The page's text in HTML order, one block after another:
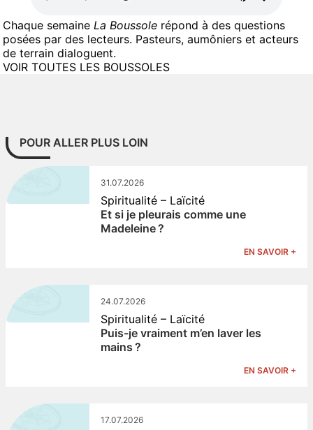
Chaque semaine La Boussole répond à des questions
posées par des lecteurs. Pasteurs, aumôniers et acteurs
de terrain dialoguent.
VOIR TOUTES LES BOUSSOLES
POUR ALLER PLUS LOIN
31.07.2026
Spiritualité – Laïcité
Et si je pleurais comme une
Madeleine ?
EN SAVOIR +
24.07.2026
Spiritualité – Laïcité
Puis-je vraiment m’en laver les
mains ?
EN SAVOIR +
17.07.2026